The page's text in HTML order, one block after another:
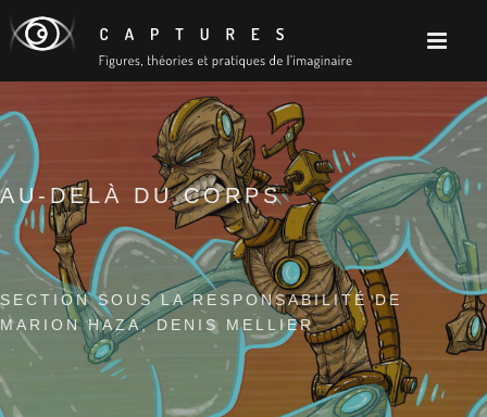
AU-DELÀ DU CORPS
SECTION SOUS LA RESPONSABILITÉ DE
MARION HAZA, DENIS MELLIER